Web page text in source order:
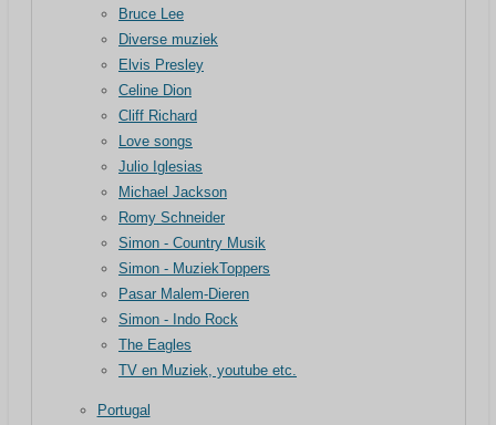
Bruce Lee
Diverse muziek
Elvis Presley
Celine Dion
Cliff Richard
Love songs
Julio Iglesias
Michael Jackson
Romy Schneider
Simon - Country Musik
Simon - MuziekToppers
Pasar Malem-Dieren
Simon - Indo Rock
The Eagles
TV en Muziek, youtube etc.
Portugal